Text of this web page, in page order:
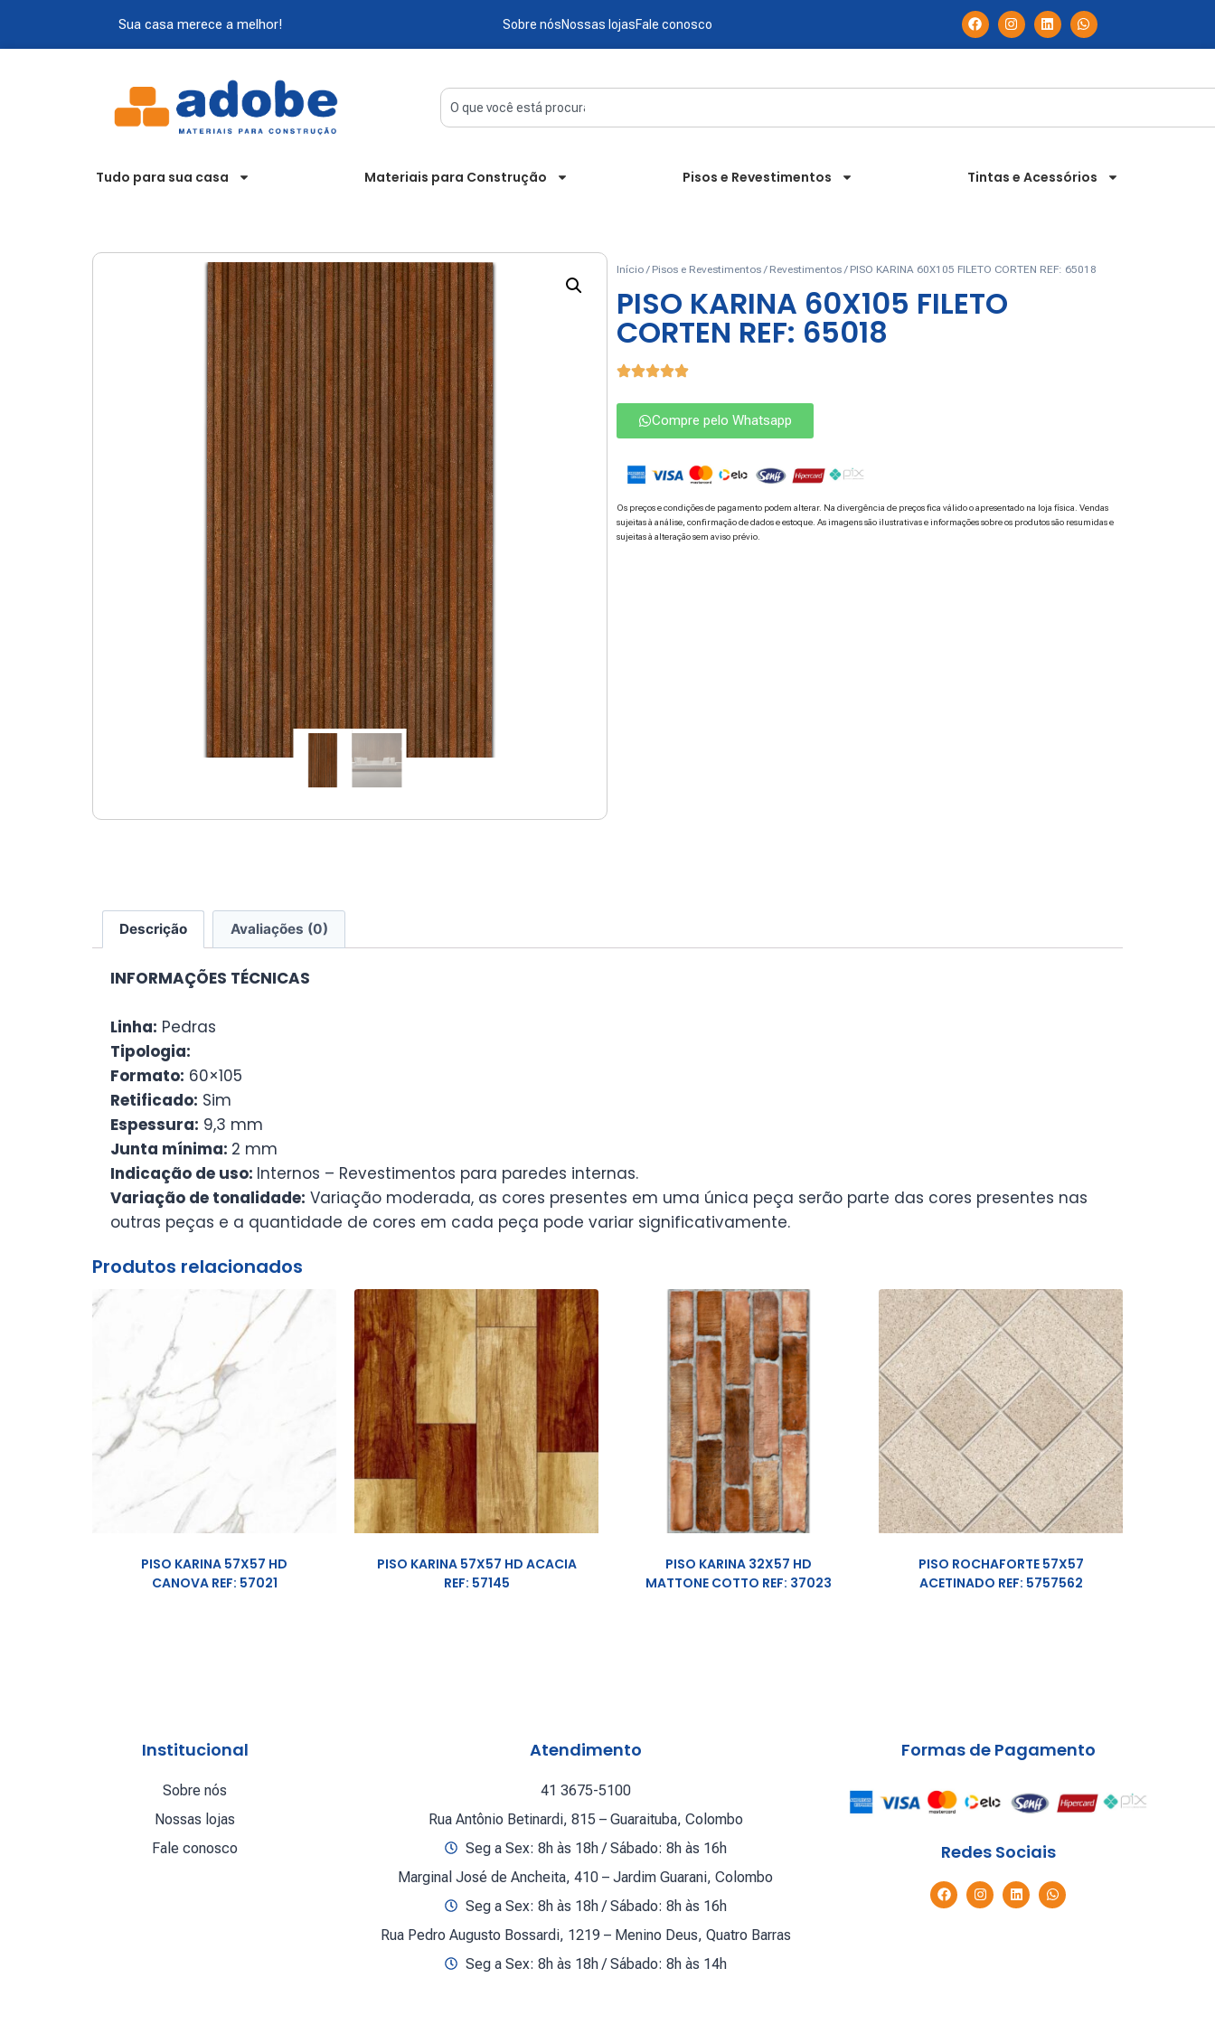
Sua casa merece a melhor! Sobre nósNossas lojasFale conosco
Tudo para sua casa Materiais para Construção Pisos e Revestimentos Tintas e Acessórios
Início/ Pisos e Revestimentos/ Revestimentos/ PISO KARINA 60X105 FILETO CORTEN REF: 65018
PISO KARINA 60X105 FILETO
CORTEN REF: 65018
Compre pelo Whatsapp
Os preços e condições de pagamento podem alterar. Na divergência de preços fica válido o apresentado na loja física. Vendas
sujeitas à análise, confirmação de dados e estoque. As imagens são ilustrativas e informações sobre os produtos são resumidas e
sujeitas à alteração sem aviso prévio.
Descrição Avaliações (0)
INFORMAÇÕES TÉCNICAS
Linha: Pedras
Tipologia:
Formato: 60×105
Retificado: Sim
Espessura: 9,3 mm
Junta mínima: 2 mm
Indicação de uso: Internos – Revestimentos para paredes internas.
Variação de tonalidade: Variação moderada, as cores presentes em uma única peça serão parte das cores presentes nas
outras peças e a quantidade de cores em cada peça pode variar significativamente.
Produtos relacionados
PISO KARINA 57X57 HD
CANOVA REF: 57021
PISO KARINA 57X57 HD ACACIA
REF: 57145
PISO KARINA 32X57 HD
MATTONE COTTO REF: 37023
PISO ROCHAFORTE 57X57
ACETINADO REF: 5757562
Institucional
Sobre nós
Nossas lojas
Fale conosco
Atendimento
41 3675-5100
Rua Antônio Betinardi, 815 – Guaraituba, Colombo
Seg a Sex: 8h às 18h / Sábado: 8h às 16h
Marginal José de Ancheita, 410 – Jardim Guarani, Colombo
Seg a Sex: 8h às 18h / Sábado: 8h às 16h
Rua Pedro Augusto Bossardi, 1219 – Menino Deus, Quatro Barras
Seg a Sex: 8h às 18h / Sábado: 8h às 14h
Formas de Pagamento
Redes Sociais